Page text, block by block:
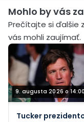
Mohlo by vás
Prečítajte si ďalšie
vás mohli zaujímať.
9. augusta 2026 o 14:00
Tucker